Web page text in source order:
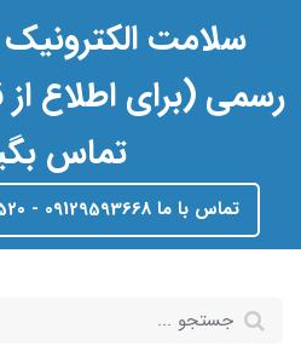
سلامت
رسمی (برای اطلاع
تماس
تماس با ما 09129593668 - 09192159520 - 02177370459